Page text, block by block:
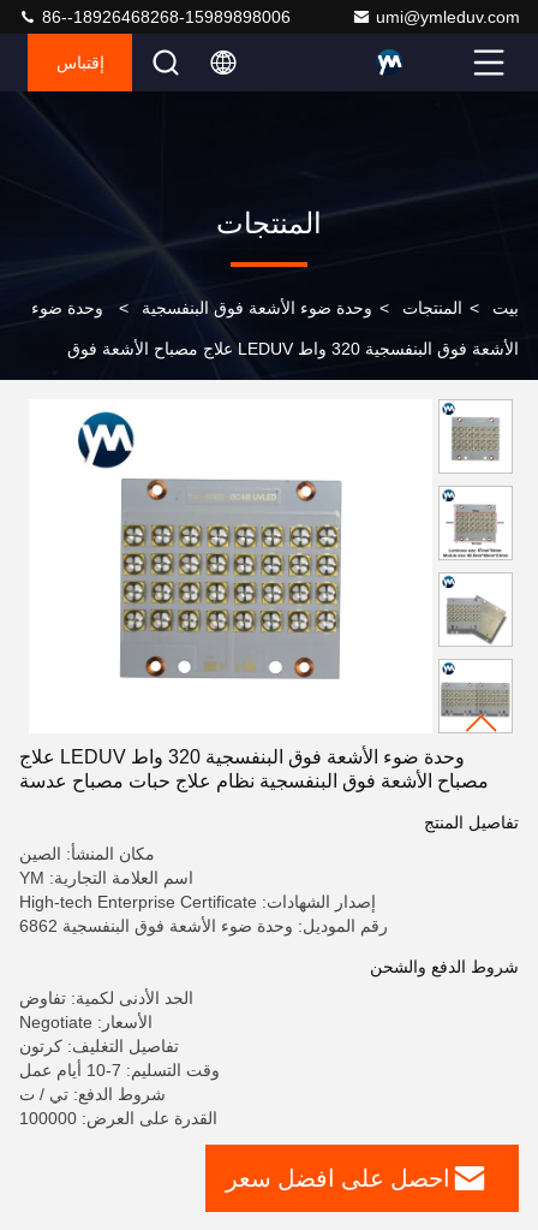
umi@ymleduv.com
86--18926468268-15989898006
إقتباس
المنتجات
بيت > المنتجات > وحدة ضوء الأشعة فوق البنفسجية > وحدة ضوء
الأشعة فوق البنفسجية 320 واط LEDUV علاج مصباح الأشعة فوق
وحدة ضوء الأشعة فوق البنفسجية 320 واط LEDUV علاج
مصباح الأشعة فوق البنفسجية نظام علاج حبات مصباح عدسة
تفاصيل المنتج
مكان المنشأ: الصين
اسم العلامة التجارية: YM
إصدار الشهادات: High-tech Enterprise Certificate
رقم الموديل: وحدة ضوء الأشعة فوق البنفسجية 6862
شروط الدفع والشحن
الحد الأدنى لكمية: تفاوض
الأسعار: Negotiate
تفاصيل التغليف: كرتون
وقت التسليم: 7-10 أيام عمل
شروط الدفع: تي / ت
القدرة على العرض: 100000
احصل على افضل سعر